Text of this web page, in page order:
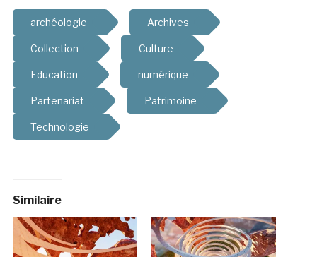
archéologie Archives
Collection Culture
Education numérique
Partenariat Patrimoine
Technologie
Similaire